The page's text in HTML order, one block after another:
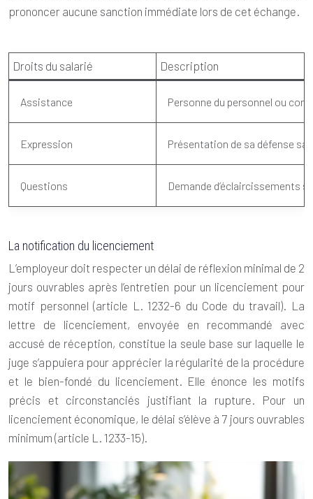
prononcer aucune sanction immédiate lors de cet échange.
Droits du salarié Description
Assistance Personne du personnel ou
Expression Présentation de sa défense
Questions Demande d’éclaircissements
La notification du licenciement
L’employeur doit respecter un délai de réflexion minimal de 2
jours ouvrables après l’entretien pour un licenciement pour
motif personnel (article L. 1232-6 du Code du travail). La
lettre de licenciement, envoyée en recommandé avec
accusé de réception, constitue la seule base sur laquelle le
juge s’appuiera pour apprécier la régularité de la procédure
et le bien-fondé du licenciement. Elle énonce les motifs
précis et circonstanciés justifiant la rupture. Pour un
licenciement économique, le délai s’élève à 7 jours ouvrables
minimum (article L. 1233-15).